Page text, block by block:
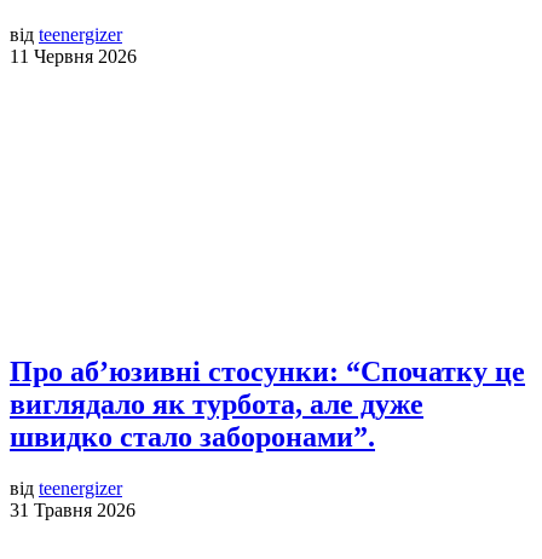
від teenergizer
11 Червня 2026
Про аб’юзивні стосунки: “Спочатку це
виглядало як турбота, але дуже
швидко стало заборонами”.
від teenergizer
31 Травня 2026